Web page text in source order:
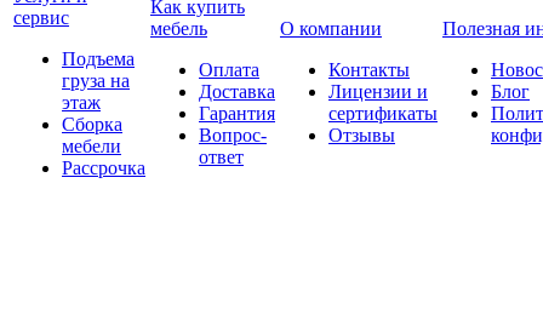
сервис
Подъема
груза на
этаж
Сборка
мебели
Рассрочка
Как купить
мебель
Оплата
Доставка
Гарантия
Вопрос-
ответ
О компании
Контакты
Лицензии и
сертификаты
Отзывы
Полезная
Блог